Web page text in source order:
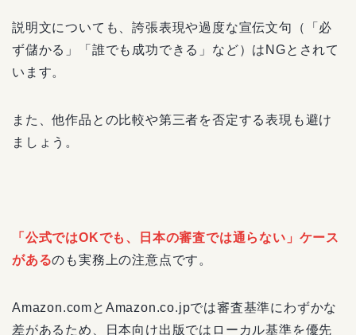
説明文についても、誇張表現や過度な宣伝文句（「必
ず儲かる」「誰でも成功できる」など）はNGとされて
います。
また、他作品との比較や第三者を否定する表現も避け
ましょう。
「公式ではOKでも、日本の審査では通らない」ケース
があるのも実務上の注意点です。
Amazon.comとAmazon.co.jpでは審査基準にわずかな
差があるため、日本向け出版ではローカル基準を優先